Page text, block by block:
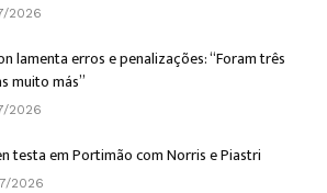
2026
lamenta erros e penalizações: “Foram três
muito más”
2026
testa em Portimão com Norris e Piastri
2026